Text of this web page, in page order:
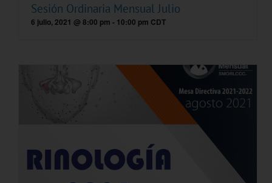
Sesión Ordinaria Mensual Julio
6 julio, 2021 @ 8:00 pm - 10:00 pm CDT